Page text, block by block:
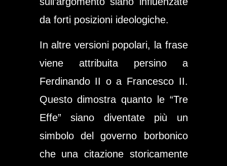
da forti posizioni ideologiche.
In altre versioni popolari, la frase
viene attribuita persino a
Ferdinando II o a Francesco II.
Questo dimostra quanto le “Tre
Effe” siano diventate più un
simbolo del governo borbonico
che una citazione storicamente